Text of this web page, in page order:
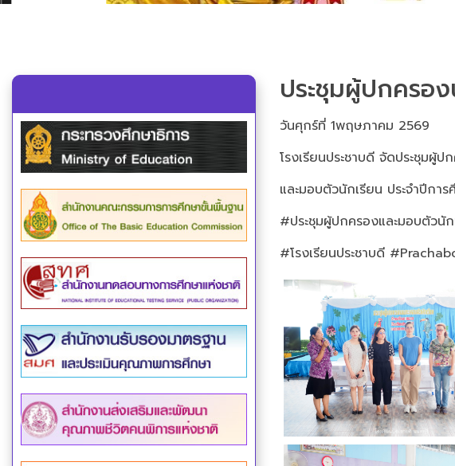
ประชุมผู้ปกครอ
วันศุกร์ที่ 1พฤษภาคม 2569
โรงเรียนประชาบดี จัดประชุมผู้ป
และมอบตัวนักเรียน ประจำปีกา
#ประชุมผู้ปกครองและมอบตัวนั
#โรงเรียนประชาบดี